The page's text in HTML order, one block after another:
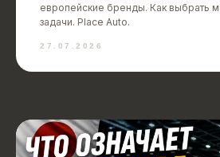
европейские бренды. Как выбрать
задачи. Place Auto.
27.07.2026